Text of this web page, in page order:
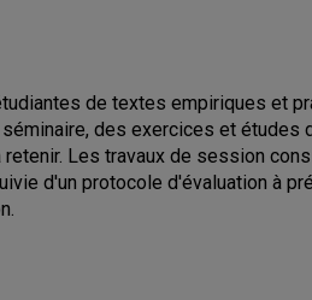
de textes empiriques et
des exercices et études
Les travaux de session
d'un protocole d'évaluation à